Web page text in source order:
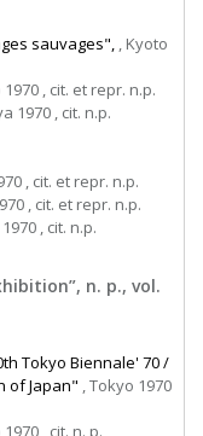
sauvages", , Kyoto
1970 , cit. et repr. n.p.
1970 , cit. n.p.
, cit. et repr. n.p.
, cit. et repr. n.p.
, cit. n.p.
n. p., vol.
Tokyo Biennale' 70 /
of Japan" , Tokyo 1970
1970 , cit. n. p.